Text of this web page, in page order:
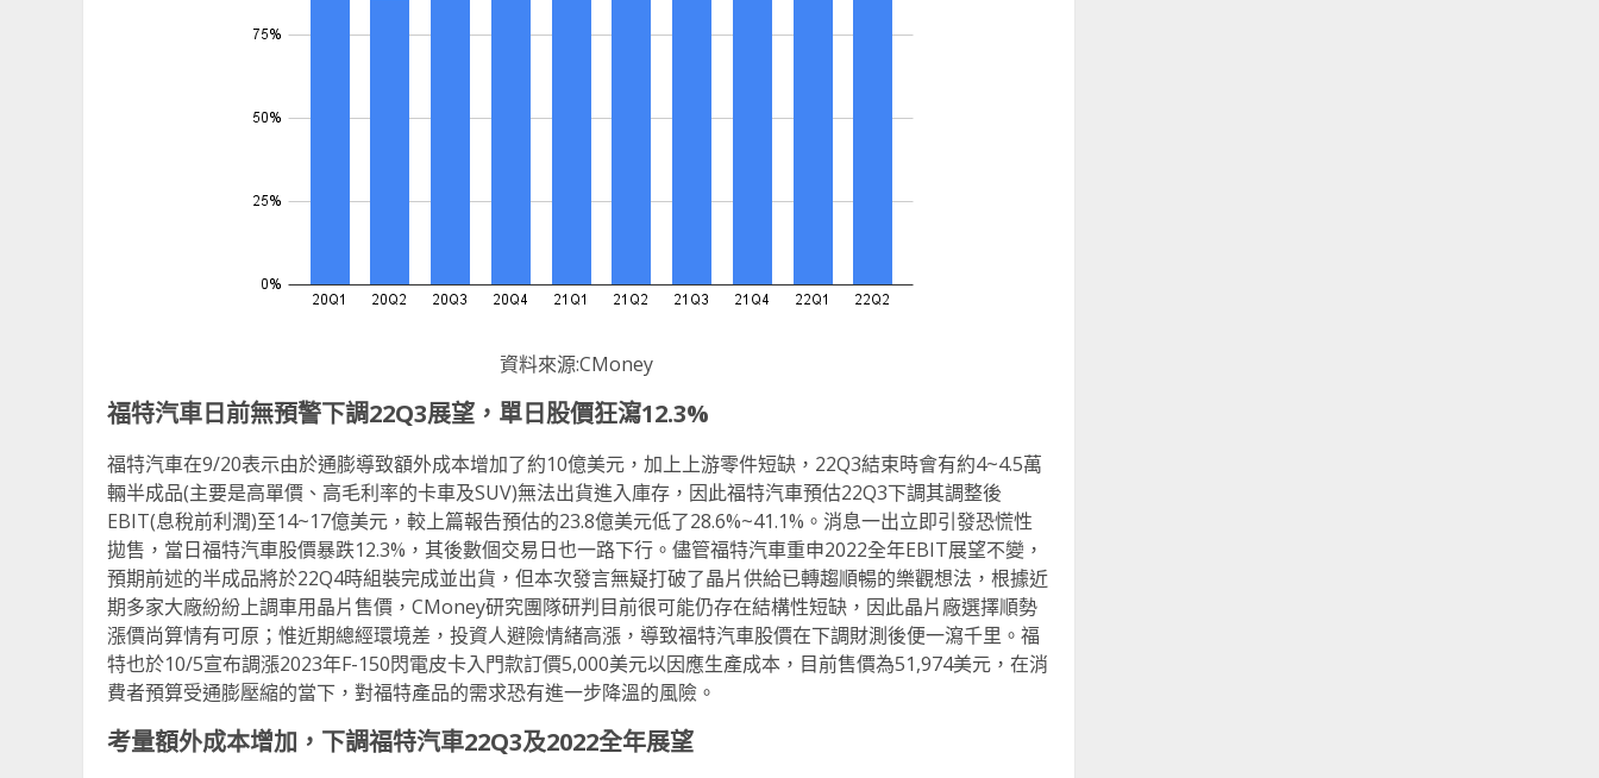
資料來源:CMoney
福特汽車日前無預警下調22Q3展望，單日股價狂瀉12.3%
福特汽車在9/20表示由於通膨導致額外成本增加了約10億美元，加上上游零件短缺，22Q3結束時會有約4~4.5萬
輛半成品(主要是高單價、高毛利率的卡車及SUV)無法出貨進入庫存，因此福特汽車預估22Q3下調其調整後
EBIT(息稅前利潤)至14~17億美元，較上篇報告預估的23.8億美元低了28.6%~41.1%。消息一出立即引發恐慌性
拋售，當日福特汽車股價暴跌12.3%，其後數個交易日也一路下行。儘管福特汽車重申2022全年EBIT展望不變，
預期前述的半成品將於22Q4時組裝完成並出貨，但本次發言無疑打破了晶片供給已轉趨順暢的樂觀想法，根據近
期多家大廠紛紛上調車用晶片售價，CMoney研究團隊研判目前很可能仍存在結構性短缺，因此晶片廠選擇順勢
漲價尚算情有可原；惟近期總經環境差，投資人避險情緒高漲，導致福特汽車股價在下調財測後便一瀉千里。福
特也於10/5宣布調漲2023年F-150閃電皮卡入門款訂價5,000美元以因應生產成本，目前售價為51,974美元，在消
費者預算受通膨壓縮的當下，對福特產品的需求恐有進一步降溫的風險。
考量額外成本增加，下調福特汽車22Q3及2022全年展望